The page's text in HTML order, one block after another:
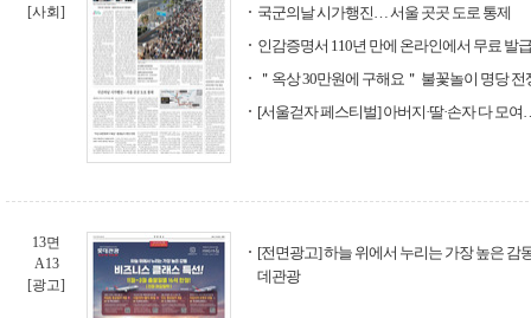
[사회]
국군의날 시가행진… 서울 곳곳 도로 통제
인감증명서 110년 만에 온라인에서 무료 발급
＂옥상 30만원에 구해요＂ 불꽃놀이 명당 전
[서울걷자 페스티벌] 아버지·딸·손자 다 모
13면
A13
[광고]
[전면광고] 하늘 위에서 누리는 가장 높은 감
데관광